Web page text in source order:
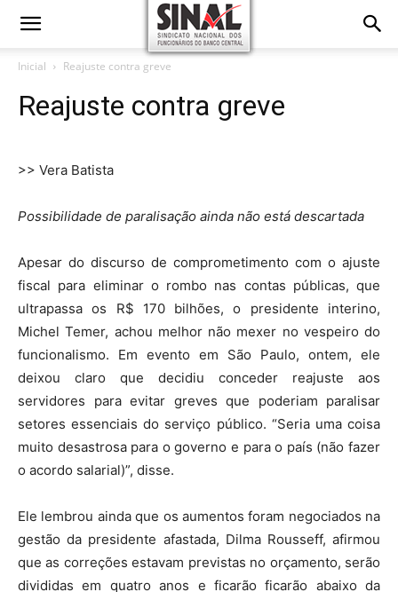
Inicial Reajuste contra greve
Reajuste contra greve
>> Vera Batista
Possibilidade de paralisação ainda não está descartada
Apesar do discurso de comprometimento com o ajuste
fiscal para eliminar o rombo nas contas públicas, que
ultrapassa os R$ 170 bilhões, o presidente interino,
Michel Temer, achou melhor não mexer no vespeiro do
funcionalismo. Em evento em São Paulo, ontem, ele
deixou claro que decidiu conceder reajuste aos
servidores para evitar greves que poderiam paralisar
setores essenciais do serviço público. “Seria uma coisa
muito desastrosa para o governo e para o país (não fazer
o acordo salarial)”, disse.
Ele lembrou ainda que os aumentos foram negociados na
gestão da presidente afastada, Dilma Rousseff, afirmou
que as correções estavam previstas no orçamento, serão
divididas em quatro anos e ficarão ficarão abaixo da